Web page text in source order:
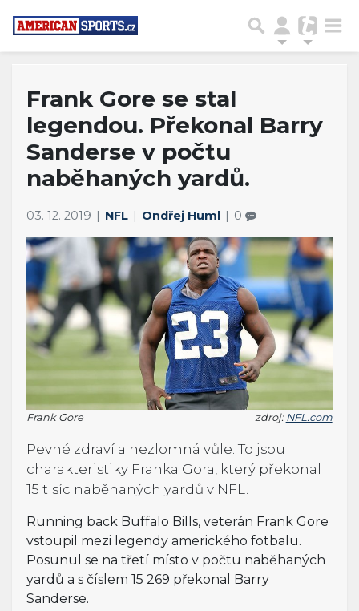
Frank Gore se stal
legendou. Překonal Barry
Sanderse v počtu
naběhaných yardů.
03. 12. 2019 NFL Ondřej Huml 0
Frank Gore zdroj: NFL.com
Pevné zdraví a nezlomná vůle. To jsou
charakteristiky Franka Gora, který překonal
15 tisíc naběhaných yardů v NFL.
Running back Buffalo Bills, veterán Frank Gore
vstoupil mezi legendy amerického fotbalu.
Posunul se na třetí místo v počtu naběhaných
yardů a s číslem 15 269 překonal Barry
Sanderse.